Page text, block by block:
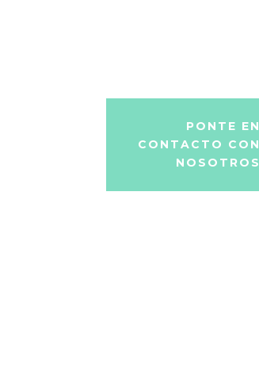
PONTE EN
CONTACTO CON
NOSOTROS